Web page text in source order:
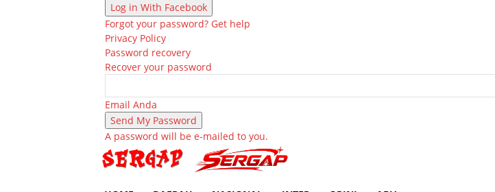
Log in With Facebook
Forgot your password? Get help
Privacy Policy
Password recovery
Recover your password
Email Anda
A password will be e-mailed to you.